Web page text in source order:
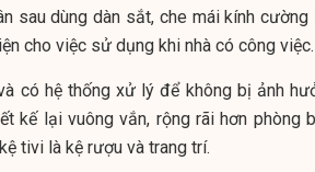
sau dùng dàn sắt, che mái kính cường
cho việc sử dụng khi nhà có công việc.
có hệ thống xử lý để không bị ảnh
kế lại vuông vắn, rộng rãi hơn phòng
tivi là kệ rượu và trang trí.